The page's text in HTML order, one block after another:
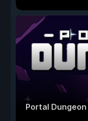
Portal Dungeon